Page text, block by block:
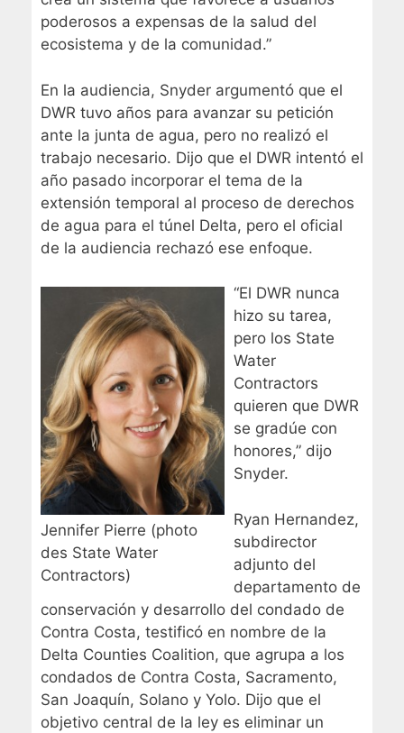
poderosos a expensas de la salud del
ecosistema y de la comunidad.”
En la audiencia, Snyder argumentó que el
DWR tuvo años para avanzar su petición
ante la junta de agua, pero no realizó el
trabajo necesario. Dijo que el DWR intentó el
año pasado incorporar el tema de la
extensión temporal al proceso de derechos
de agua para el túnel Delta, pero el oficial
de la audiencia rechazó ese enfoque.
Jennifer Pierre (photo
des State Water
Contractors)
“El DWR nunca
hizo su tarea,
pero los State
Water
Contractors
quieren que DWR
se gradúe con
honores,” dijo
Snyder.
Ryan Hernandez,
subdirector
adjunto del
departamento de
conservación y desarrollo del condado de
Contra Costa, testificó en nombre de la
Delta Counties Coalition, que agrupa a los
condados de Contra Costa, Sacramento,
San Joaquín, Solano y Yolo. Dijo que el
objetivo central de la ley es eliminar un